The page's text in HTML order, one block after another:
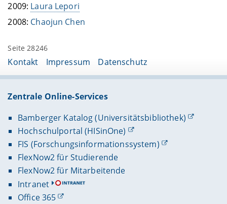
2009: Laura Lepori
2008: Chaojun Chen
Seite 28246
Kontakt Impressum Datenschutz
Zentrale Online-Services
Bamberger Katalog (Universitätsbibliothek)
Hochschulportal (HISinOne)
FIS (Forschungsinformationssystem)
FlexNow2 für Studierende
FlexNow2 für Mitarbeitende
Intranet
Office 365